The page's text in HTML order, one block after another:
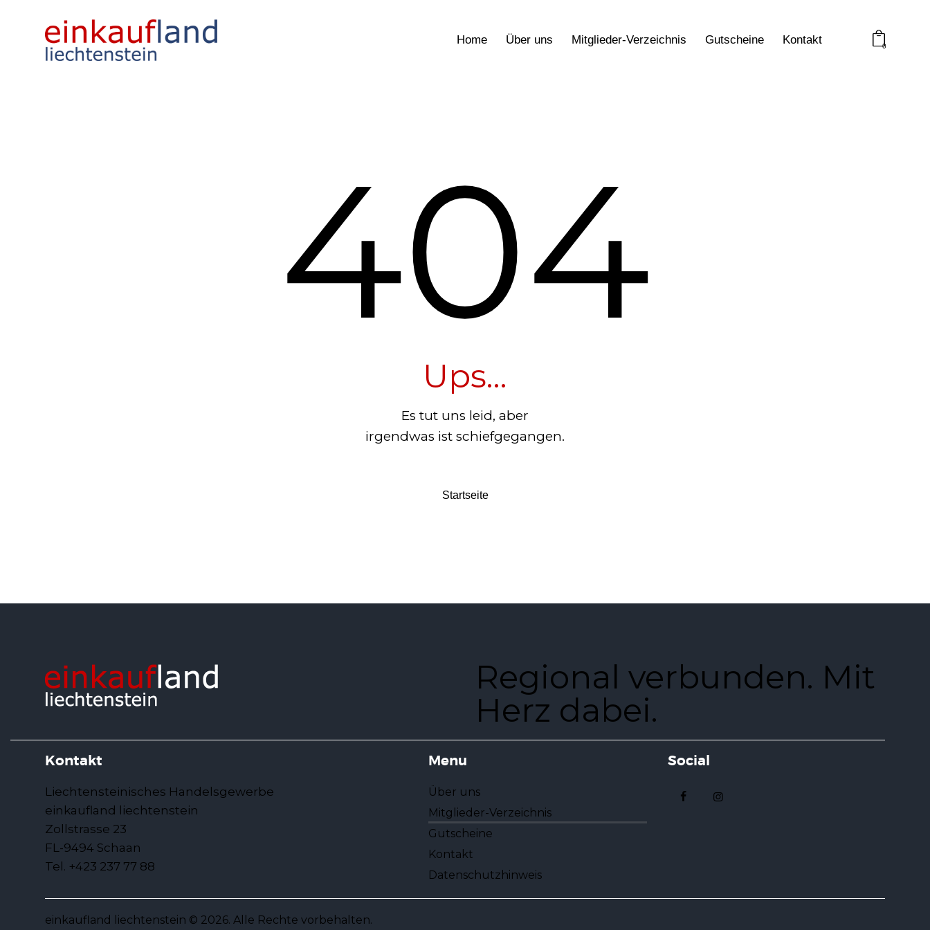
Home Über uns Mitglieder-Verzeichnis Gutscheine Kontakt 0
404
Ups...
Es tut uns leid, aber
irgendwas ist schiefgegangen.
Startseite
Regional verbunden. Mit
Herz dabei.
Kontakt
Liechtensteinisches Handelsgewerbe
einkaufland liechtenstein
Zollstrasse 23
FL-9494 Schaan
Tel. +423 237 77 88
Menu
Über uns
Mitglieder-Verzeichnis
Gutscheine
Kontakt
Datenschutzhinweis
Social
einkaufland liechtenstein © 2026. Alle Rechte vorbehalten.